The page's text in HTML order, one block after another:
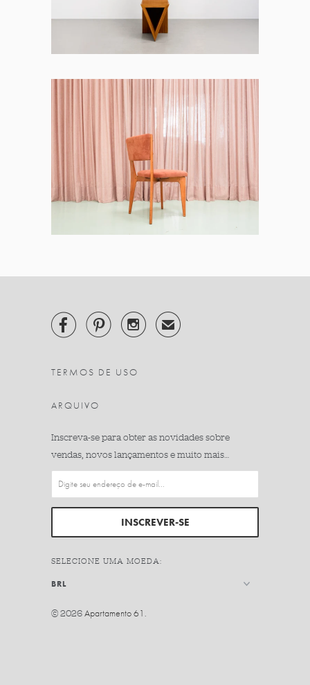
   ✉
TERMOS DE USO
ARQUIVO
Inscreva-se para obter as novidades sobre
vendas, novos lançamentos e muito mais…
SELECIONE UMA MOEDA:
© 2026Apartamento 61.